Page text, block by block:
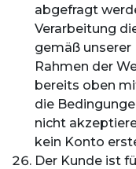
abgefragt
Verarbeitung
gemäß
Rahmen der
bereits oben
die
nicht
kein Konto
Der Kunde ist